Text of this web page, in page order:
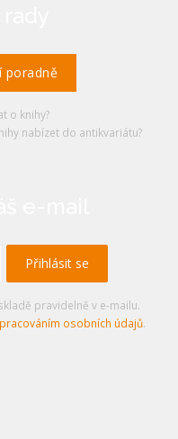
poradně
o knihy?
nabízet do antikvariátu?
pravidelně v e-mailu.
osobních údajů.